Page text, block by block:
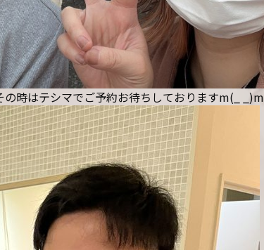
時はテシマでご予約お待ちしておりますm(_ _)m